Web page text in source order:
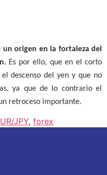
origen en la fortaleza del
Es por ello, que en el corto
descenso del yen y que no
ya que de lo contrario el
retroceso importante.
JPY, forex